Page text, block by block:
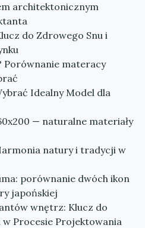
architektonicznym
do Zdrowego Snu i
Porównanie materacy
Idealny Model dla
— naturalne materiały
natury i tradycji w
porównanie dwóch ikon
japońskiej
wnętrz: Klucz do
Procesie Projektowania